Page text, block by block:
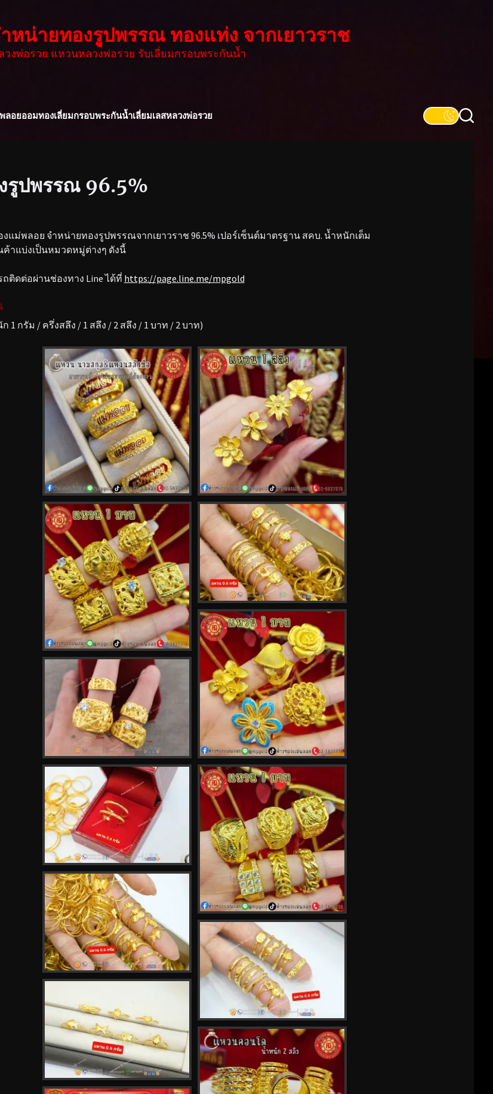
หน่ายทองรูปพรรณ ทองแท่ง จากเยาวราช
วงพ่อรวย แหวนหลวงพ่อรวย รับเลี่ยมกรอบพระกันน้ำ
ลอยออมทองเลี่ยมกรอบพระกันน้ำเลี่ยมเลสหลวงพ่อรวย
รูปพรรณ 96.5%
แม่พลอย จำหน่ายทองรูปพรรณจากเยาวราช 96.5% เปอร์เซ็นต์มาตรฐาน สคบ. น้ำหนักเต็ม
ค้าแบ่งเป็นหมวดหมู่ต่างๆ ดังนี้
ถติดต่อผ่านช่องทาง Line ได้ที่ https://page.line.me/mpgold
1 กรัม / ครึ่งสลึง / 1 สลึง / 2 สลึง / 1 บาท / 2 บาท)